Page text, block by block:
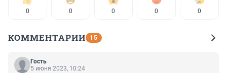
0 0 0 0 0
КОММЕНТАРИИ 15
Гость
5 июня 2023, 10:24